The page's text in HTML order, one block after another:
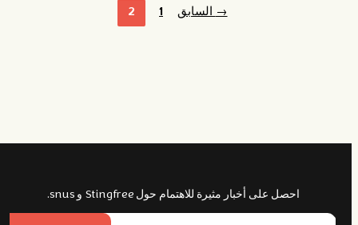
→السابق 2
احصل على أخبار مثيرة للاهتمام حول Stingfree و snus.